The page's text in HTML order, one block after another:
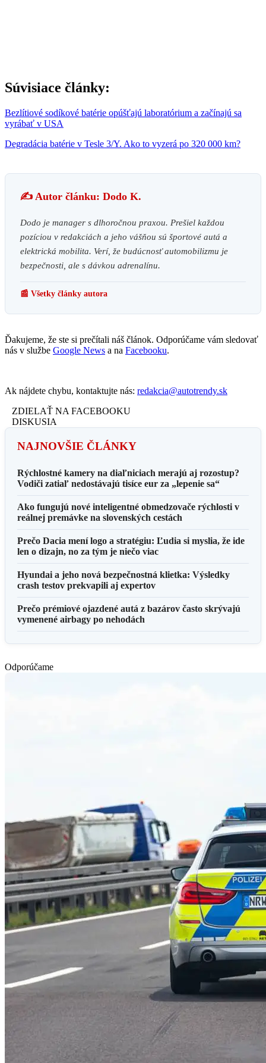
Súvisiace články:
Bezlítiové sodíkové batérie opúšťajú laboratórium a začínajú sa
vyrábať v USA
Degradácia batérie v Tesle 3/Y. Ako to vyzerá po 320 000 km?
✍️ Autor článku: Dodo K.
Dodo je manager s dlhoročnou praxou. Prešiel každou
pozíciou v redakciách a jeho vášňou sú športové autá a
elektrická mobilita. Verí, že budúcnosť automobilizmu je
bezpečnosti, ale s dávkou adrenalínu.
📰 Všetky články autora
Ďakujeme, že ste si prečítali náš článok. Odporúčame vám sledovať
nás v službe Google News a na Facebooku.
Ak nájdete chybu, kontaktujte nás: redakcia@autotrendy.sk
ZDIELAŤ NA FACEBOOKU
DISKUSIA
NAJNOVŠIE ČLÁNKY
Rýchlostné kamery na diaľniciach merajú aj rozostup?
Vodiči zatiaľ nedostávajú tisíce eur za „lepenie sa“
Ako fungujú nové inteligentné obmedzovače rýchlosti v
reálnej premávke na slovenských cestách
Prečo Dacia mení logo a stratégiu: Ľudia si myslia, že ide
len o dizajn, no za tým je niečo viac
Hyundai a jeho nová bezpečnostná klietka: Výsledky
crash testov prekvapili aj expertov
Prečo prémiové ojazdené autá z bazárov často skrývajú
vymenené airbagy po nehodách
Odporúčame